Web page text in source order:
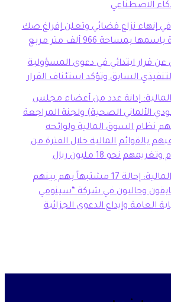
قضائي وتعلن إفراغ صك
مربع
في دعوى المسؤولية
وتؤكد استئناف القرار
عدد من أعضاء مجلس
الصحية) ولجنة المراجعة
المالية ولوائحه
المالية خلال الفترة من
هيئة السوق المالية: إحالة 17 مشتبهاً بهم بينهم
في شركة “سينومي
الدعوى الجزائية